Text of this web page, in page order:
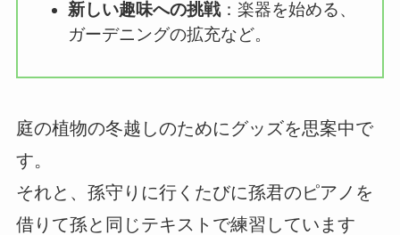
新しい趣味への挑戦：楽器を始める、
ガーデニングの拡充など。
庭の植物の冬越しのためにグッズを思案中で
す。
それと、孫守りに行くたびに孫君のピアノを
借りて孫と同じテキストで練習しています